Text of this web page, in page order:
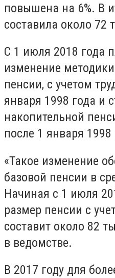
повышена на 6%. В
составила около 72
С 1 июля 2018 года
изменение
пенсии, с учетом
января 1998 года и
накопительной
после 1 января 1998
«Такое изменение
базовой пенсии в
Начиная с 1 июля
размер пенсии с
составит около 82
в ведомстве.
В 2017 году для